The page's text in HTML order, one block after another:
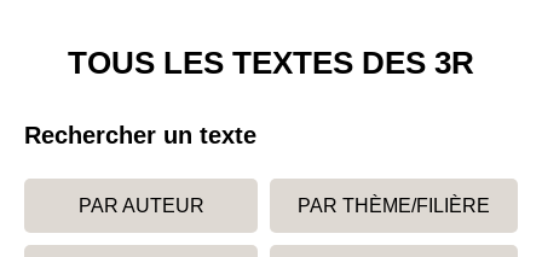
TOUS LES TEXTES DES 3R
Rechercher un texte
PAR AUTEUR PAR THÈME/FILIÈRE